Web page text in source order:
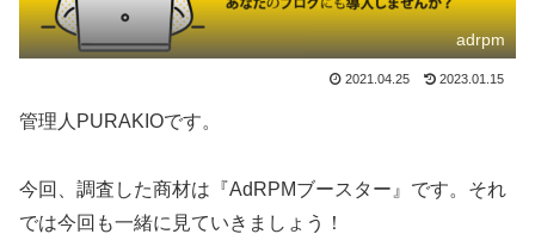
adrpm
2021.04.25 2023.01.15
管理人PURAKIOです。
今回、調査した商材は『AdRPMブースター』です。それ
では今回も一緒に見ていきましょう！